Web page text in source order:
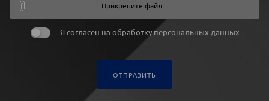
Прикрепите файл
Я согласен на обработку персональных данных
ОТПРАВИТЬ